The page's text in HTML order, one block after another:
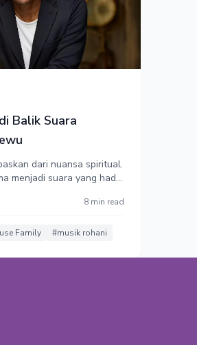
Balik Suara
dari nuansa spiritual.
menjadi suara yang hadir
pulang, kesendirian,
8 min read
Family #musik rohani